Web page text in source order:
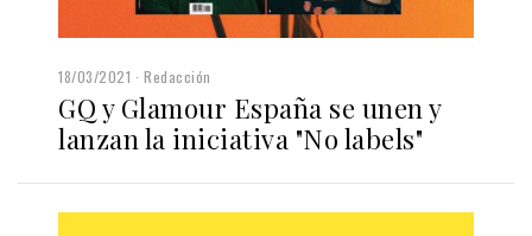
18/03/2021 Redacción
GQ y Glamour España se unen y
lanzan la iniciativa "No labels"